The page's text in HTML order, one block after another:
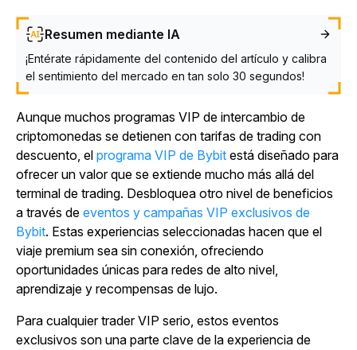
Resumen mediante IA
¡Entérate rápidamente del contenido del artículo y calibra
el sentimiento del mercado en tan solo 30 segundos!
Aunque muchos programas VIP de intercambio de
criptomonedas se detienen con tarifas de trading con
descuento, el programa VIP de Bybit está diseñado para
ofrecer un valor que se extiende mucho más allá del
terminal de trading. Desbloquea otro nivel de beneficios
a través de eventos y campañas VIP exclusivos de
Bybit. Estas experiencias seleccionadas hacen que el
viaje premium sea sin conexión, ofreciendo
oportunidades únicas para redes de alto nivel,
aprendizaje y recompensas de lujo.
Para cualquier trader VIP serio, estos eventos
exclusivos son una parte clave de la experiencia de